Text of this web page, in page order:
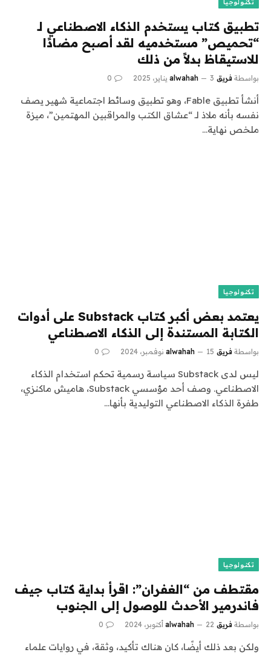
تكنولوجيا
تطبيق كتاب يستخدم الذكاء الاصطناعي لـ
“تحميص” مستخدميه لقد أصبح مضادًا
للاستيقاظ بدلاً من ذلك
بواسطة فريق alwahah 3 يناير، 2025 0
أنشأ تطبيق Fable، وهو تطبيق وسائط اجتماعية شهير يصف
نفسه بأنه ملاذ لـ “عشاق الكتب والمراقبين المهتمين”، ميزة
ملخص نهاية…
تكنولوجيا
يعتمد بعض أكبر كتاب Substack على أدوات
الكتابة المستندة إلى الذكاء الاصطناعي
بواسطة فريق alwahah 15 نوفمبر، 2024 0
ليس لدى Substack سياسة رسمية تحكم استخدام الذكاء
الاصطناعي. وصف أحد مؤسسي Substack، هاميش ماكنزي،
طفرة الذكاء الاصطناعي التوليدية بأنها…
تكنولوجيا
مقتطف من “الغفران”: اقرأ بداية كتاب جيف
فاندرمير الأحدث للوصول إلى الجنوب
بواسطة فريق alwahah 22 أكتوبر، 2024 0
ولكن بعد ذلك أيضًا، كان هناك تأكيد، وثقة، في روايات علماء